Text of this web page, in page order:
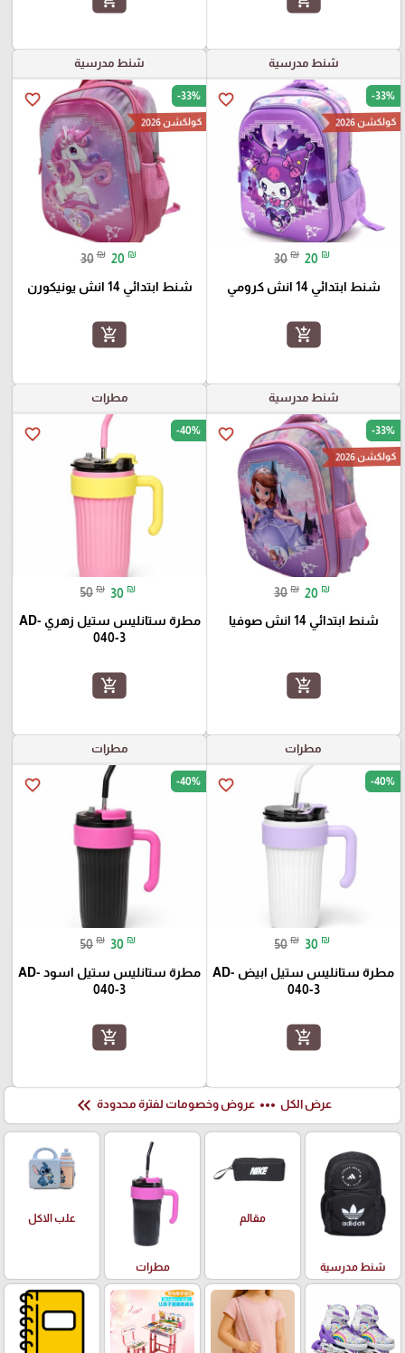
شنط مدرسية
favorite_border -33%
كولكشن 2026
30 ₪ 20 ₪
شنط ابتدائي 14 انش كرومي
add_shopping_cart
شنط مدرسية
favorite_border -33%
كولكشن 2026
30 ₪ 20 ₪
شنط ابتدائي 14 انش يونيكورن
add_shopping_cart
شنط مدرسية
favorite_border -33%
كولكشن 2026
30 ₪ 20 ₪
شنط ابتدائي 14 انش صوفيا
add_shopping_cart
مطرات
favorite_border -40%
50 ₪ 30 ₪
مطرة ستانليس ستيل زهري AD-
040-3
add_shopping_cart
مطرات
favorite_border -40%
50 ₪ 30 ₪
مطرة ستانليس ستيل ابيض AD-
040-3
add_shopping_cart
مطرات
favorite_border -40%
50 ₪ 30 ₪
مطرة ستانليس ستيل اسود AD-
040-3
add_shopping_cart
عرض الكل more_horiz عروض وخصومات لفترة محدودة keyboard_double_arrow_left
شنط مدرسية
مقالم
مطرات
علب الاكل